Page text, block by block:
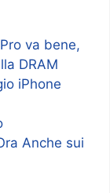
va bene,
DRAM
iPhone
Anche sui